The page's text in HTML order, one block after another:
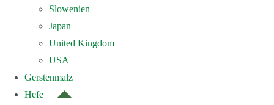
Slowenien
Japan
United Kingdom
USA
Gerstenmalz
Hefe